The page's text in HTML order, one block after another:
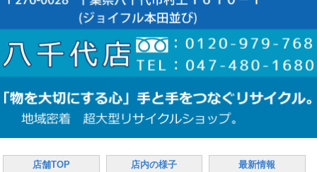
店舗TOP 店内の様子 最新情報